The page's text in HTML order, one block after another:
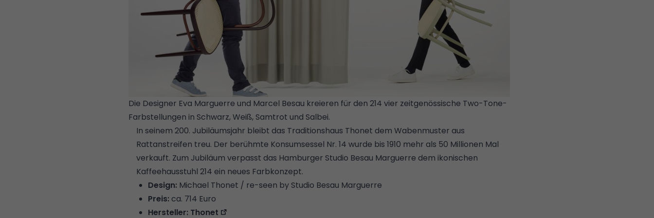
Die Designer Eva Marguerre und Marcel Besau kreieren für den 214 vier zeitgenössische Two-Tone-
Farbstellungen in Schwarz, Weiß, Samtrot und Salbei.
In seinem 200. Jubiläumsjahr bleibt das Traditionshaus Thonet dem Wabenmuster aus
Rattanstreifen treu. Der berühmte Konsumsessel Nr. 14 wurde bis 1910 mehr als 50 Millionen Mal
verkauft. Zum Jubiläum verpasst das Hamburger Studio Besau Marguerre dem ikonischen
Kaffeehausstuhl 214 ein neues Farbkonzept.
Design: Michael Thonet / re-seen by Studio Besau Marguerre
Preis: ca. 714 Euro
Hersteller: Thonet